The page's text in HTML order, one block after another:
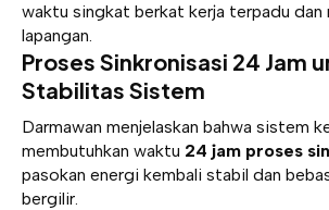
waktu singkat berkat kerja terpadu
lapangan.
Proses Sinkronisasi 24 Jam
Stabilitas Sistem
Darmawan menjelaskan bahwa sistem
membutuhkan waktu 24 jam proses
pasokan energi kembali stabil dan
bergilir.